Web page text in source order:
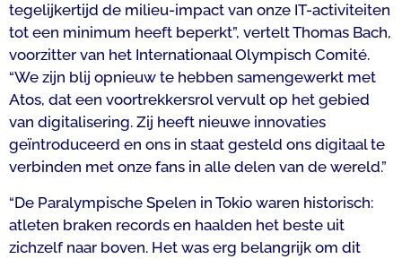
tegelijkertijd de milieu-impact van onze IT-activiteiten
tot een minimum heeft beperkt”, vertelt Thomas Bach,
voorzitter van het Internationaal Olympisch Comité.
“We zijn blij opnieuw te hebben samengewerkt met
Atos, dat een voortrekkersrol vervult op het gebied
van digitalisering. Zij heeft nieuwe innovaties
geïntroduceerd en ons in staat gesteld ons digitaal te
verbinden met onze fans in alle delen van de wereld.”
“De Paralympische Spelen in Tokio waren historisch:
atleten braken records en haalden het beste uit
zichzelf naar boven. Het was erg belangrijk om dit